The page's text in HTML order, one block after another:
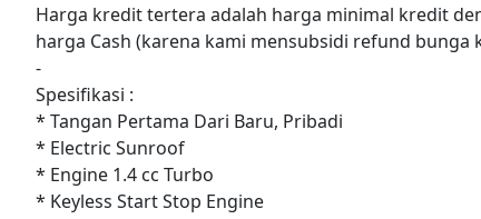
Harga kredit tertera adalah harga minimal kredit
harga Cash (karena kami mensubsidi refund bunga
-
Spesifikasi :
* Tangan Pertama Dari Baru, Pribadi
* Electric Sunroof
* Engine 1.4 cc Turbo
* Keyless Start Stop Engine